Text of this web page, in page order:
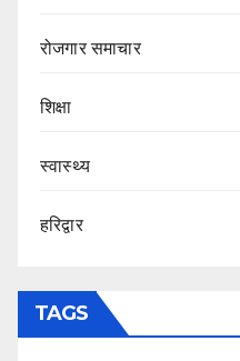
रोजगार समाचार
शिक्षा
स्वास्थ्य
हरिद्वार
TAGS